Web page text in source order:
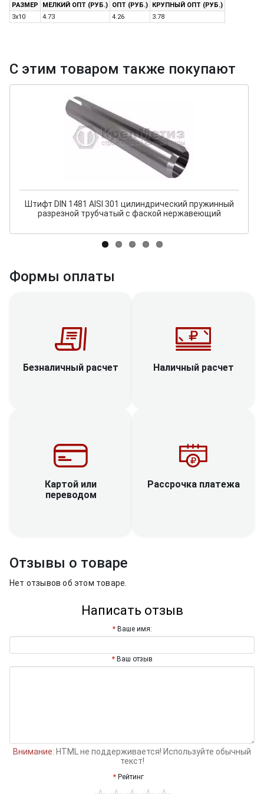
РАЗМЕР МЕЛКИЙ ОПТ (РУБ.) ОПТ (РУБ.)
КРУПНЫЙ ОПТ (РУБ.)
3x10
4.73 4.26 3.78
С этим товаром также покупают
Штифт DIN 1481 AISI 301 цилиндрический пружинный
разрезной трубчатый с фаской нержавеющий
Формы оплаты
Безналичный расчет Наличный расчет
Картой или
переводом
Рассрочка платежа
Отзывы о товаре
Нет отзывов об этом товаре.
Написать отзыв
Ваше имя:
Ваш отзыв
Внимание: HTML не поддерживается! Используйте обычный
текст!
Рейтинг